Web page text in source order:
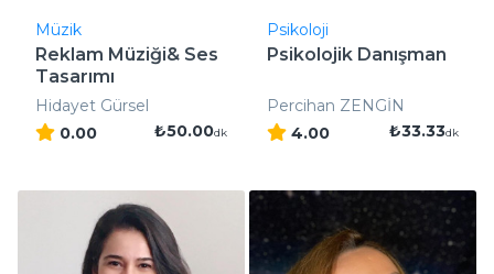
Müzik
Reklam Müziği& Ses
Tasarımı
Hidayet Gürsel
0.00
₺50.00dk
Psikoloji
Psikolojik Danışman
Percihan ZENGİN
4.00
₺33.33dk